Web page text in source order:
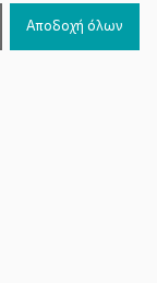
Αποδοχή όλων